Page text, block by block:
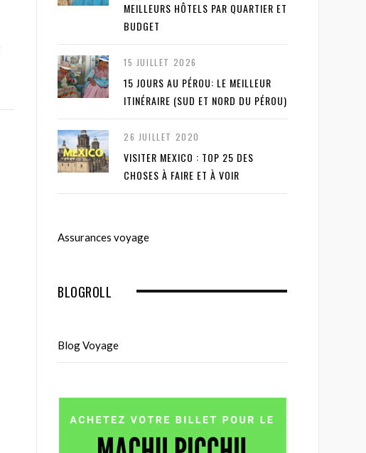
MEILLEURS HÔTELS PAR QUARTIER ET
BUDGET
15 JUILLET 2026
15 JOURS AU PÉROU: LE MEILLEUR
ITINÉRAIRE (SUD ET NORD DU PÉROU)
26 JUILLET 2020
VISITER MEXICO : TOP 25 DES
CHOSES À FAIRE ET À VOIR
Assurances voyage
BLOGROLL
Blog Voyage